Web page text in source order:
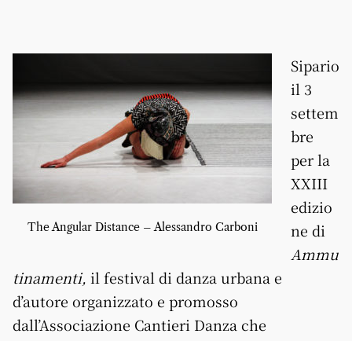
The Angular Distance – Alessandro Carboni
Sipario
il 3
settem
bre
per la
XXIII
edizio
ne di
Ammu
tinamenti, il festival di danza urbana e
d’autore organizzato e promosso
dall’Associazione Cantieri Danza che